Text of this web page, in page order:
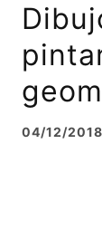
04/12/2018